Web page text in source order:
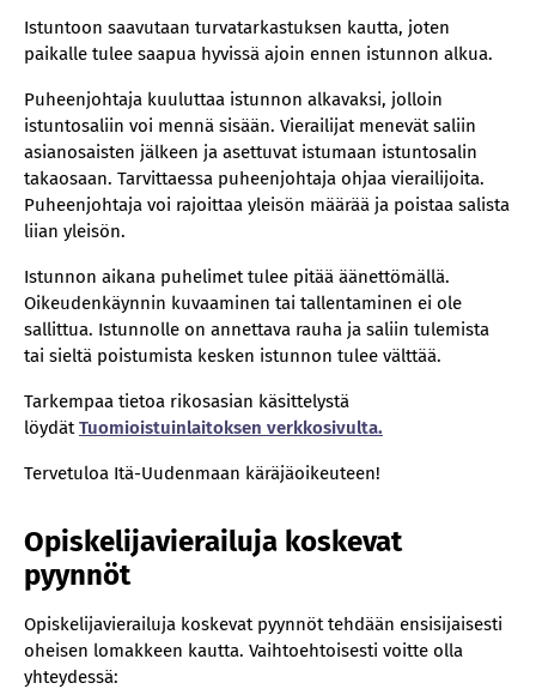
Istuntoon saavutaan turvatarkastuksen kautta, joten
paikalle tulee saapua hyvissä ajoin ennen istunnon alkua.
Puheenjohtaja kuuluttaa istunnon alkavaksi, jolloin
istuntosaliin voi mennä sisään. Vierailijat menevät saliin
asianosaisten jälkeen ja asettuvat istumaan istuntosalin
takaosaan. Tarvittaessa puheenjohtaja ohjaa vierailijoita.
Puheenjohtaja voi rajoittaa yleisön määrää ja poistaa salista
liian yleisön.
Istunnon aikana puhelimet tulee pitää äänettömällä.
Oikeudenkäynnin kuvaaminen tai tallentaminen ei ole
sallittua. Istunnolle on annettava rauha ja saliin tulemista
tai sieltä poistumista kesken istunnon tulee välttää.
Tarkempaa tietoa rikosasian käsittelystä
löydätTuomioistuinlaitoksen verkkosivulta.
Tervetuloa Itä-Uudenmaan käräjäoikeuteen!
Opiskelijavierailuja koskevat
pyynnöt
Opiskelijavierailuja koskevat pyynnöt tehdään ensisijaisesti
oheisen lomakkeen kautta. Vaihtoehtoisesti voitte olla
yhteydessä: